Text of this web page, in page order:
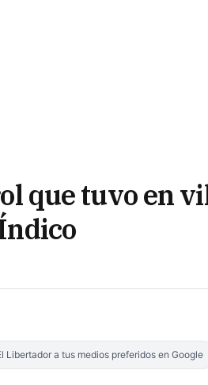
que tuvo en
Libertador a tus medios preferidos en Google